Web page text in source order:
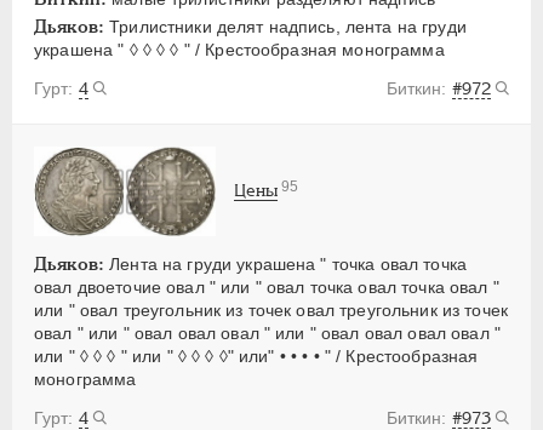
Дьяков: Трилистники делят надпись, лента на груди
украшена " ◊ ◊ ◊ ◊ " / Крестообразная монограмма
4
#972
Дьяков: Лента на груди украшена " точка овал точка
овал двоеточие овал " или " овал точка овал точка овал "
или " овал треугольник из точек овал треугольник из точек
овал " или " овал овал овал " или " овал овал овал овал "
или " ◊ ◊ ◊ " или " ◊ ◊ ◊ ◊" или" • • • • " / Крестообразная
монограмма
4
#973
Цены 95